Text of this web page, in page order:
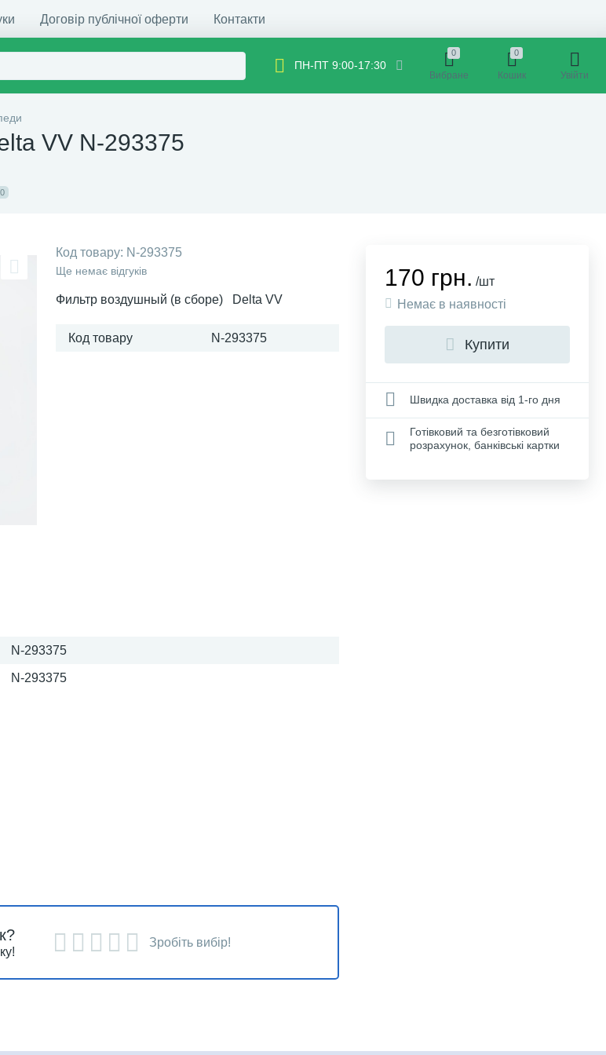
Договір публічної оферти Контакти
ПН-ПТ 9:00-17:30
0
Вибране
0
Кошик Увійти
VV N-293375
0
Код товару: N-293375
Ще немає відгуків
Фильтр воздушный (в сборе) Delta VV
Код товару N-293375
N-293375
N-293375
170 грн. /шт
Немає в наявності
Купити
Швидка доставка від 1-го дня
Готівковий та безготівковий
розрахунок, банківські картки
Зробіть вибір!